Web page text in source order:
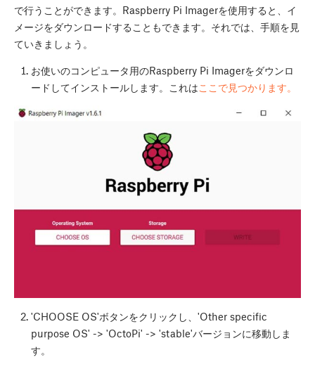
で行うことができます。Raspberry Pi Imagerを使用すると、イ
メージをダウンロードすることもできます。それでは、手順を見
ていきましょう。
お使いのコンピュータ用のRaspberry Pi Imagerをダウンロ
ードしてインストールします。これは ここで見つかります。
'CHOOSE OS'ボタンをクリックし、'Other specific
purpose OS' -> 'OctoPi' -> 'stable'バージョンに移動しま
す。